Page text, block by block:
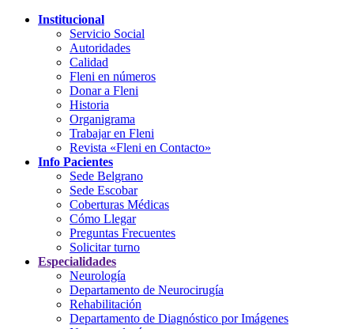
Institucional
Servicio Social
Autoridades
Calidad
Fleni en números
Donar a Fleni
Historia
Organigrama
Trabajar en Fleni
Revista «Fleni en Contacto»
Info Pacientes
Sede Belgrano
Sede Escobar
Coberturas Médicas
Cómo Llegar
Preguntas Frecuentes
Solicitar turno
Especialidades
Neurología
Departamento de Neurocirugía
Rehabilitación
Departamento de Diagnóstico por Imágenes